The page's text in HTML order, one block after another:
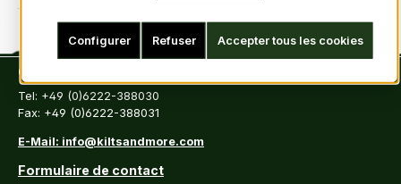
Contact
Tel: +49 (0)6222-388030
Fax: +49 (0)6222-388031
E-Mail: info@kiltsandmore.com
Formulaire de contact
Refuser
Configurer Accepter tous les cookies